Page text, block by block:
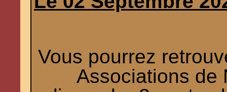
Vous pourrez
Associations de